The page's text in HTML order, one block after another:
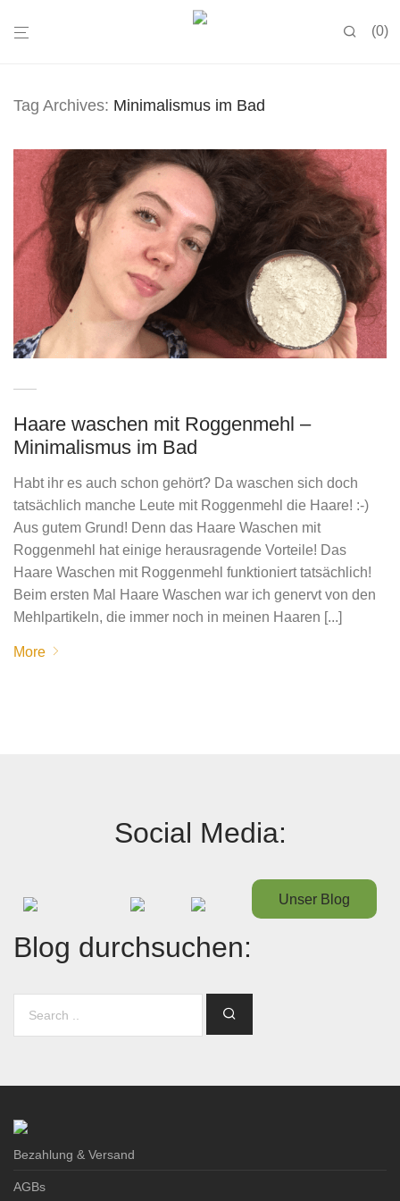
0
Tag Archives: Minimalismus im Bad
Haare waschen mit Roggenmehl –
Minimalismus im Bad
Habt ihr es auch schon gehört? Da waschen sich doch
tatsächlich manche Leute mit Roggenmehl die Haare! :-)
Aus gutem Grund! Denn das Haare Waschen mit
Roggenmehl hat einige herausragende Vorteile! Das
Haare Waschen mit Roggenmehl funktioniert tatsächlich!
Beim ersten Mal Haare Waschen war ich genervt von den
Mehlpartikeln, die immer noch in meinen Haaren [...]
More
Social Media:
Unser Blog
Blog durchsuchen:
Bezahlung & Versand
AGBs